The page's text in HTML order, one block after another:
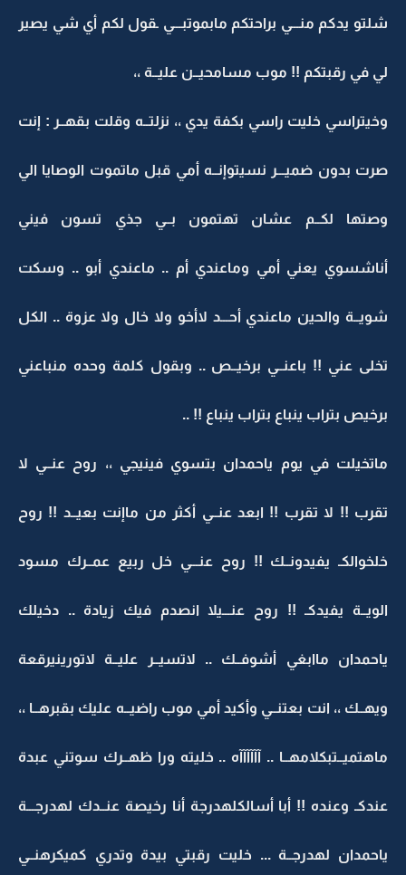
شلتو يدكم منـــي براحتكم مابموتبـــي ـقول لكم أي شي يصير
لي في رقبتكم !! موب مسامحيــن عليــة ،،
وخيتراسي خليت راسي بكفة يدي ،، نزلتــه وقلت بقهــر : إنت
صرت بدون ضميـــر نسيتوإنــه أمي قبل ماتموت الوصايا الي
وصتها لكــم عشان تهتمون بــي جذي تسون فيني
أناشسوي يعني أمي وماعندي أم .. ماعندي أبو .. وسكت
شويــة والحين ماعندي أحـــد لاأخو ولا خال ولا عزوة .. الكل
تخلى عني !! باعنــي برخيــص .. وبقول كلمة وحده منباعني
برخيص بتراب ينباع بتراب ينباع !! ..
ماتخيلت في يوم ياحمدان بتسوي فينيجي ،، روح عنــي لا
تقرب !! لا تقرب !! ابعد عنــي أكثر من ماإنت بعيــد !! روح
خلخوالكـ يفيدونــك !! روح عنـــي خل ربيع عمــرك مسود
الويــة يفيدكـ !! روح عنـــيلا انصدم فيك زيادة .. دخيلك
ياحمدان ماابغي أشوفــك .. لاتسيــر عليــة لاتورينيرقعة
ويهــك ،، انت بعتنــي وأكيد أمي موب راضيــه عليك بقبرهــا ،،
ماهتميــتبكلامهــا .. آآآآآآه .. خليته ورا ظهــرك سوتني عبدة
عندكـ وعنده !! أبا أسالكلهدرجة أنا رخيصة عنــدك لهدرجـــة
ياحمدان لهدرجــة ... خليت رقبتي بيدة وتدري كميكرهنــي